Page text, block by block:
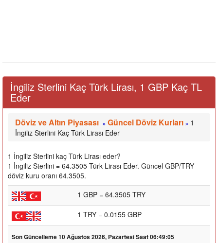
İngiliz Sterlini Kaç Türk Lirası, 1 GBP Kaç TL
Eder
Döviz ve Altın Piyasası » Güncel Döviz Kurları » 1
İngiliz Sterlini Kaç Türk Lirası Eder
1 İngiliz Sterlini kaç Türk Lirası eder?
1 İngiliz Sterlini = 64.3505 Türk Lirası Eder. Güncel GBP/TRY
döviz kuru oranı 64.3505.
1 GBP = 64.3505 TRY
1 TRY = 0.0155 GBP
Son Güncelleme 10 Ağustos 2026, Pazartesi Saat 06:49:05